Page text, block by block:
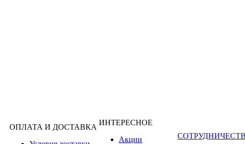
ОПЛАТА И ДОСТАВКА
ИНТЕРЕСНОЕ
Акции